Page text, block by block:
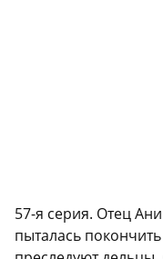
57-я серия. Отец
пыталась